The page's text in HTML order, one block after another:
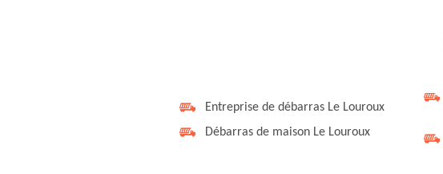
Entreprise de débarras Le Louroux
Débarras de maison Le Louroux